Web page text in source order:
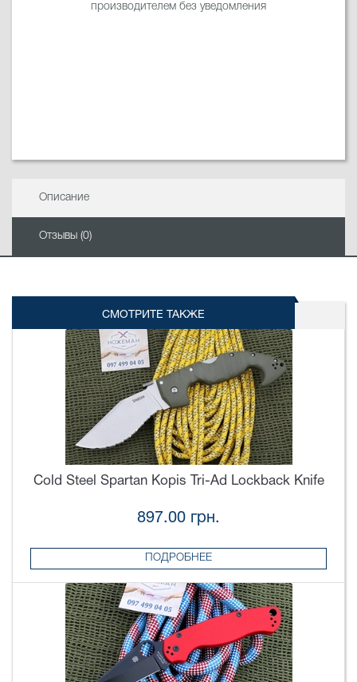
производителем без уведомления
Описание
Отзывы (0)
СМОТРИТЕ ТАКЖЕ
Cold Steel Spartan Kopis Tri-Ad Lockback Knife
897.00 грн.
ПОДРОБНЕЕ